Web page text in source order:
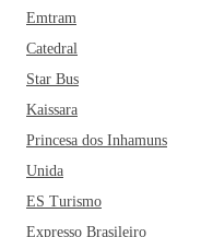
Emtram
Catedral
Star Bus
Kaissara
Princesa dos Inhamuns
Unida
ES Turismo
Expresso Brasileiro